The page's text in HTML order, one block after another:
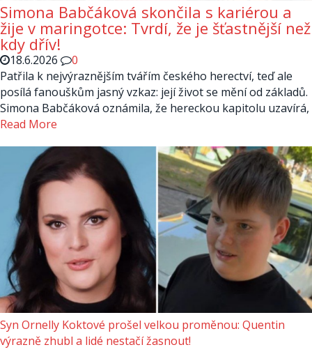
Simona Babčáková skončila s kariérou a
žije v maringotce: Tvrdí, že je šťastnější než
kdy dřív!
18.6.2026
0
Patřila k nejvýraznějším tvářím českého herectví, teď ale
posílá fanouškům jasný vzkaz: její život se mění od základů.
Simona Babčáková oznámila, že hereckou kapitolu uzavírá,
Read More
Syn Ornelly Koktové prošel velkou proměnou: Quentin
výrazně zhubl a lidé nestačí žasnout!